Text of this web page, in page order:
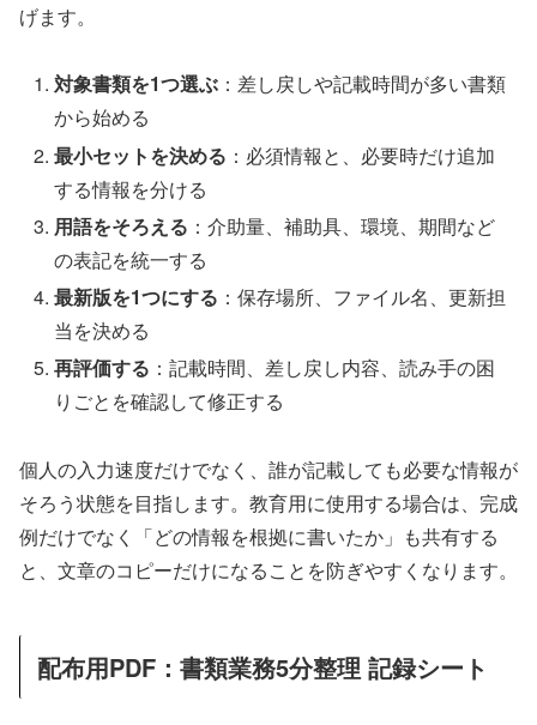
げます。
対象書類を1つ選ぶ ：差し戻しや記載時間が多い書類
から始める
最小セットを決める ：必須情報と、必要時だけ追加
する情報を分ける
用語をそろえる ：介助量、補助具、環境、期間など
の表記を統一する
最新版を1つにする ：保存場所、ファイル名、更新担
当を決める
再評価する ：記載時間、差し戻し内容、読み手の困
りごとを確認して修正する
個人の入力速度だけでなく、誰が記載しても必要な情報が
そろう状態を目指します。教育用に使用する場合は、完成
例だけでなく「どの情報を根拠に書いたか」も共有する
と、文章のコピーだけになることを防ぎやすくなります。
配布用PDF：書類業務5分整理 記録シート